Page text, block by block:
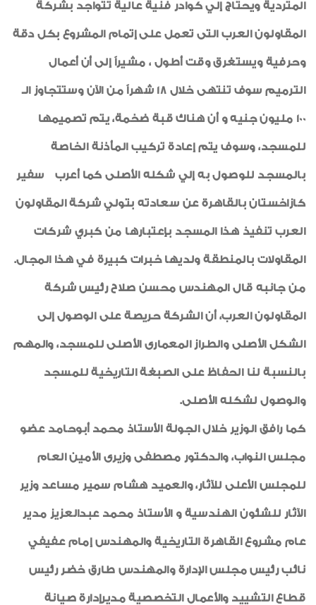
المتردية ويحتاج إلي كوادر فنية عالية تتواجد بشركة
المقاولون العرب التى تعمل على إتمام المشروع بكل دقة
وحرفية ويستغرق وقت أطول ، مشيراً إلى أن أعمال
الترميم سوف تنتهى خلال 18 شهراً من الآن وستتجاوز الـ
100 مليون جنيه و أن هناك قبة ضخمة، يتم تصميمها
للمسجد، وسوف يتم إعادة تركيب المأذنة الخاصة
بالمسجد للوصول به إلي شكله الأصلى كما أعرب سفير
كازاخستان بالقاهرة عن سعادته بتولي شركة المقاولون
العرب تنفيذ هذا المسجد بإعتبارها من كبري شركات
المقاولات بالمنطقة ولديها خبرات كبيرة في هذا المجال.
من جانبه قال المهندس محسن صلاح رئيس شركة
المقاولون العرب، أن الشركة حريصة على الوصول إلى
الشكل الأصلى والطراز المعمارى الأصلى للمسجد، والمهم
بالنسبة لنا الحفاظ على الصبغة التاريخية للمسجد
والوصول لشكله الأصلى.
كما رافق الوزير خلال الجولة الأستاذ محمد أبوحامد عضو
مجلس النواب، والدكتور مصطفى وزيرى الأمين العام
للمجلس الأعلى للآثار، والعميد هشام سمير مساعد وزير
الآثار للشئون الهندسية و الأستاذ محمد عبدالعزيز مدير
عام مشروع القاهرة التاريخية والمهندس إمام عفيفي
نائب رئيس مجلس الإدارة والمهندس طارق خضر رئيس
قطاع التشييد والأعمال التخصصية مديرإدارة صيانة